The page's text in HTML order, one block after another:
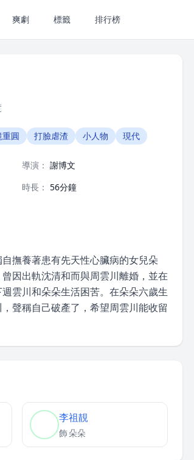
爽劇 標籤 排行榜
重圓 打臉虐渣 小人物 現代
導演： 謝博文
時長： 56分鐘
撫養著患有先天性心臟病的女兒朵
因出軌沈清和而與周雲川離婚，並在
雲川和朵朵生活困苦。在朵朵六歲生
聲稱自己破產了，希望周雲川能收留
李祖靚
飾朵朵